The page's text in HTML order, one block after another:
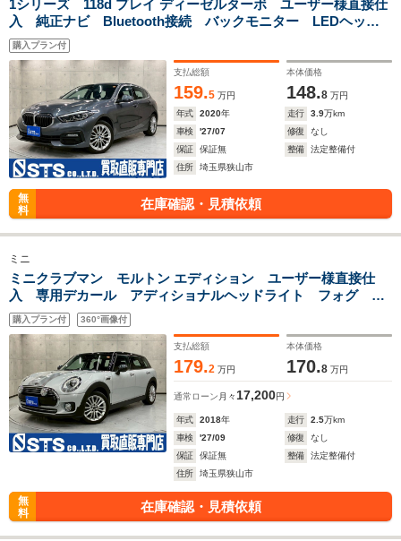
1シリーズ 118d プレイ ディーゼルターボ ユーザー様直接仕
入 純正ナビ Bluetooth接続 バックモニター LEDヘッド
ライト フォグ 純正17インチAW パワーシート レーダー
クルーズ 前後ドラレコ スマートキー 予備キー ETC車載
器
購入プラン付
支払総額
159.5 万円
本体価格
148.8 万円
年式
2020年 走行 3.9万km
車検
'27/07 修復
なし
保証
保証無 整備
法定整備付
住所
埼玉県狭山市
無
料
在庫確認・見積依頼
ミニ
ミニクラブマン モルトン エディション ユーザー様直接仕
入 専用デカール アディショナルヘッドライト フォグ 純
正AW 純正ナビ バックモニター レザーシート シートヒ
ーター レーダークルーズ ドラレコ スマートキー 予備キ
ー ETC車載器
購入プラン付 360°画像付
支払総額
179.2 万円
本体価格
170.8 万円
通常ローン 月々 17,200円
年式 2018年 走行 2.5万km
車検
'27/09 修復
なし
保証
保証無 整備
法定整備付
住所
埼玉県狭山市
無
料
在庫確認・見積依頼